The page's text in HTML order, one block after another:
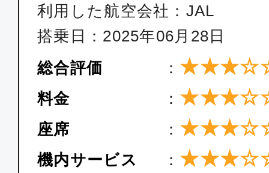
ANA096
ファースト
大阪(関西)
09:20
東京(
ファースト
大阪(関西)
東京(
利用した航空会社：JAL
搭乗日：2025年06月28日
総合評価
：
料金 ：
座席 ：
機内サービス ：